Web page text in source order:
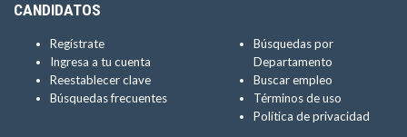
CANDIDATOS
Regístrate
Ingresa a tu cuenta
Reestablecer clave
Búsquedas frecuentes
Búsquedas por
Departamento
Buscar empleo
Términos de uso
Política de privacidad